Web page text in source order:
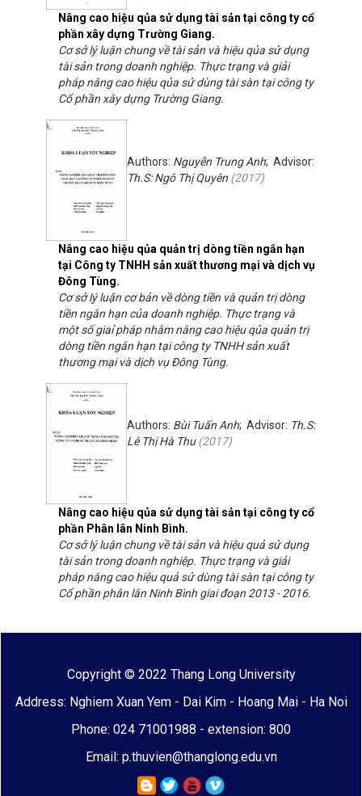
Nâng cao hiệu qủa sử dụng tài sản tại công ty cổ
phần xây dựng Trường Giang.
Cơ sở lý luận chung về tài sản và hiệu qủa sử dụng
tài sản trong doanh nghiệp. Thực trạng và giải
pháp nâng cao hiệu qủa sử dùng tài sàn tại công ty
Cổ phần xây dựng Trường Giang.
Nâng cao hiệu qủa quản trị dòng tiền ngắn hạn
tại Công ty TNHH sản xuất thương mại và dịch vụ
Đông Tùng.
Authors: Nguyễn Trung Anh; Advisor:
Th.S: Ngô Thị Quyên (2017)
Cơ sở lý luận cơ bản về dòng tiền và quản trị dòng
tiền ngắn hạn của doanh nghiệp. Thực trạng và
một số giaỉ pháp nhằm nâng cao hiệu qủa quản trị
dòng tiền ngắn hạn tại công ty TNHH sản xuất
thương mại và dịch vụ Đông Tùng.
Nâng cao hiệu qủa sử dụng tài sản tại công ty cổ
phần Phân lân Ninh Bình.
Authors: Bùi Tuấn Anh; Advisor: Th.S:
Lê Thị Hà Thu(2017)
Cơ sở lý luận chung về tài sản và hiệu quả sử dụng
tài sản trong doanh nghiệp. Thực trạng và giải
pháp nâng cao hiệu quả sử dùng tài sàn tại công ty
Cổ phần phân lân Ninh Bình giai đoạn 2013 - 2016.
Copyright © 2022 Thang Long University
Address: Nghiem Xuan Yem - Dai Kim - Hoang Mai - Ha Noi
Phone: 024 71001988 - extension: 800
Email: p.thuvien@thanglong.edu.vn